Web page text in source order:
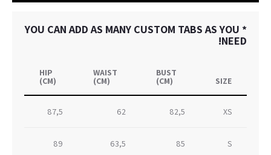
* YOU CAN ADD AS MANY CUSTOM TABS AS YOU
NEED!
SIZE
BUST
(CM)
WAIST
(CM)
HIP
(CM)
XS
82,5
62
87,5
S
85
63,5
89